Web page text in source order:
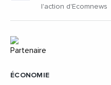
ÉCONOMIE
l'action d'Ecomnews